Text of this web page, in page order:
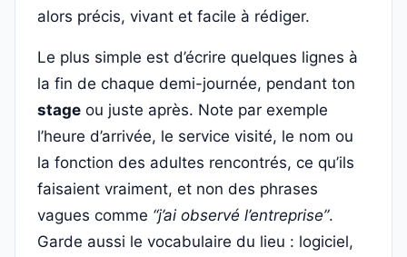
alors précis, vivant et facile à rédiger.
Le plus simple est d’écrire quelques lignes à
la fin de chaque demi-journée, pendant ton
stage ou juste après. Note par exemple
l’heure d’arrivée, le service visité, le nom ou
la fonction des adultes rencontrés, ce qu’ils
faisaient vraiment, et non des phrases
vagues comme “j’ai observé l’entreprise”.
Garde aussi le vocabulaire du lieu : logiciel,